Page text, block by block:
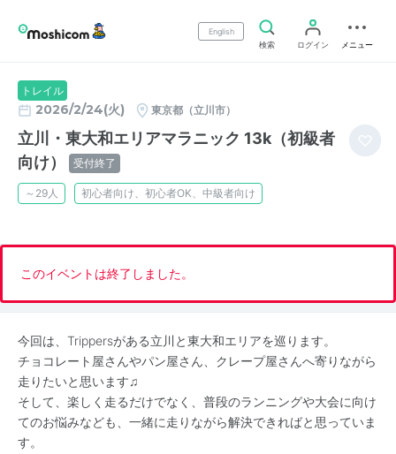
English
検索
ログイン メニュー
トレイル
2026/2/24(火) 東京都（立川市）
立川・東大和エリアマラニック 13k（初級者
向け）
受付終了
～29人 初心者向け、初心者OK、中級者向け
このイベントは終了しました。
今回は、Trippersがある立川と東大和エリアを巡ります。
チョコレート屋さんやパン屋さん、クレープ屋さんへ寄りながら
走りたいと思います♫
そして、楽しく走るだけでなく、普段のランニングや大会に向け
てのお悩みなども、一緒に走りながら解決できればと思っていま
す。